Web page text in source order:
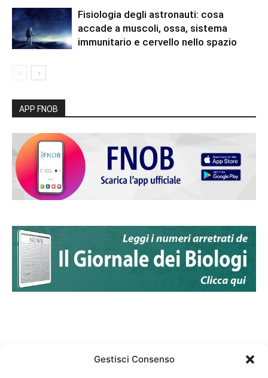
Gestisci Consenso
Fisiologia degli astronauti: cosa
accade a muscoli, ossa, sistema
immunitario e cervello nello spazio
APP FNOB